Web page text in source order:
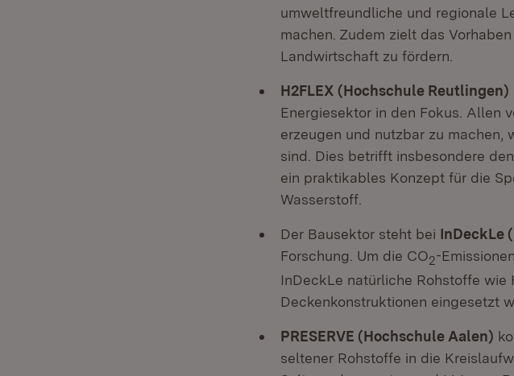
umweltfreundliche und regionale
machen. Zudem zielt das
Landwirtschaft zu fördern.
H2FLEX (Hochschule Reutlingen)
Energiesektor in den Fokus. Allen
erzeugen und nutzbar zu
sind. Dies betrifft insbesondere
ein praktikables Konzept für die
Wasserstoff.
Der Bausektor steht bei InDeckLe
Forschung. Um die CO2-
InDeckLe natürliche Rohstoffe
Deckenkonstruktionen eingesetzt
PRESERVE (Hochschule Aalen)
seltener Rohstoffe in die